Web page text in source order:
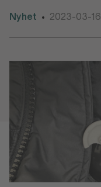
Nyhet • 2023-03-16